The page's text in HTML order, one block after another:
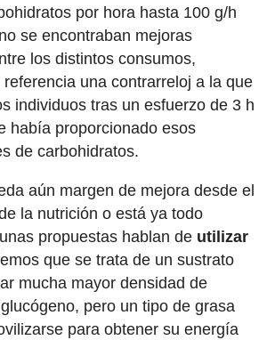
por hora hasta 100 g/h
se encontraban mejoras
los distintos consumos,
una contrarreloj a la que
individuos tras un esfuerzo de 3 h
había proporcionado esos
de carbohidratos.
aún margen de mejora desde el
la nutrición o está ya todo
propuestas hablan deutilizar
que se trata de un sustrato
mucha mayor densidad de
pero un tipo de grasa
para obtener su energía